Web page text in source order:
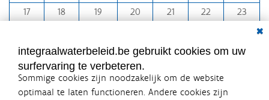
-
17
18 19 20 21 22
23
31
1 2 3 4 5 6
integraalwaterbeleid.be gebruikt cookies om uw
surfervaring te verbeteren.
Sommige cookies zijn noodzakelijk om de website
optimaal te laten functioneren. Andere cookies zijn